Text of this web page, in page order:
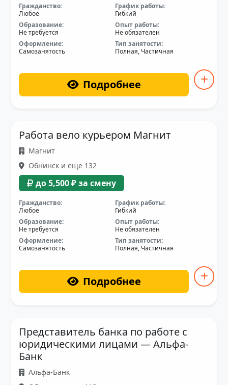
Гражданство:
Любое
График работы:
Гибкий
Образование:
Не требуется
Опыт работы:
Не обязателен
Оформление:
Самозанятость
Тип занятости:
Полная, Частичная
Подробнее
Работа вело курьером Магнит
Магнит
Обнинск и еще 132
до 5,500 ₽ за смену
Гражданство:
Любое
График работы:
Гибкий
Образование:
Не требуется
Опыт работы:
Не обязателен
Оформление:
Самозанятость
Тип занятости:
Полная, Частичная
Подробнее
Представитель банка по работе с
юридическими лицами — Альфа-
Банк
Альфа-Банк